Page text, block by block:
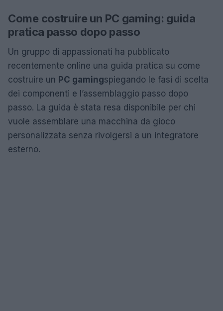
Come costruire un PC gaming: guida
pratica passo dopo passo
Un gruppo di appassionati ha pubblicato
recentemente online una guida pratica su come
costruire un PC gamingspiegando le fasi di scelta
dei componenti e l’assemblaggio passo dopo
passo. La guida è stata resa disponibile per chi
vuole assemblare una macchina da gioco
personalizzata senza rivolgersi a un integratore
esterno.